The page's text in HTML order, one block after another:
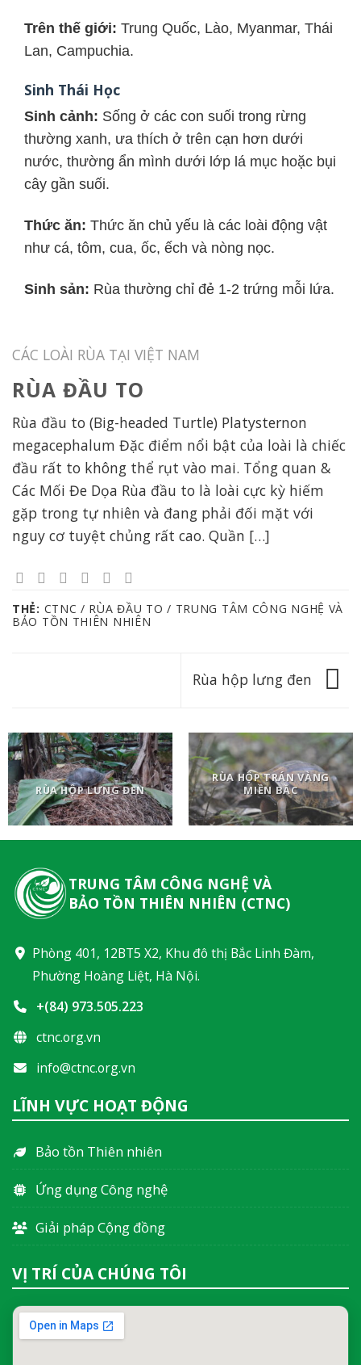
CÁC LOÀI RÙA TẠI VIỆT NAM
RÙA ĐẦU TO
Rùa đầu to (Big-headed Turtle) Platysternon
megacephalum Đặc điểm nổi bật của loài là chiếc
đầu rất to không thể rụt vào mai. Tổng quan &
Các Mối Đe Dọa Rùa đầu to là loài cực kỳ hiếm
gặp trong tự nhiên và đang phải đối mặt với
nguy cơ tuyệt chủng rất cao. Quần […]
THẺ: CTNC / RÙA ĐẦU TO / TRUNG TÂM CÔNG NGHỆ VÀ
BẢO TỒN THIÊN NHIÊN
Trên thế giới: Trung Quốc, Lào, Myanmar, Thái
Lan, Campuchia.
Sinh Thái Học
Sinh cảnh: Sống ở các con suối trong rừng
thường xanh, ưa thích ở trên cạn hơn dưới
nước, thường ẩn mình dưới lớp lá mục hoặc bụi
cây gần suối.
Thức ăn: Thức ăn chủ yếu là các loài động vật
như cá, tôm, cua, ốc, ếch và nòng nọc.
Sinh sản: Rùa thường chỉ đẻ 1-2 trứng mỗi lứa.
Rùa hộp lưng đen
RÙA HỘP LƯNG ĐEN
RÙA HỘP TRÁN VÀNG
MIỀN BẮC
TRUNG TÂM CÔNG NGHỆ VÀ
BẢO TỒN THIÊN NHIÊN (CTNC)
Phòng 401, 12BT5 X2, Khu đô thị Bắc Linh Đàm,
Phường Hoàng Liệt, Hà Nội.
+(84) 973.505.223
ctnc.org.vn
info@ctnc.org.vn
LĨNH VỰC HOẠT ĐỘNG
Bảo tồn Thiên nhiên
Ứng dụng Công nghệ
Giải pháp Cộng đồng
VỊ TRÍ CỦA CHÚNG TÔI